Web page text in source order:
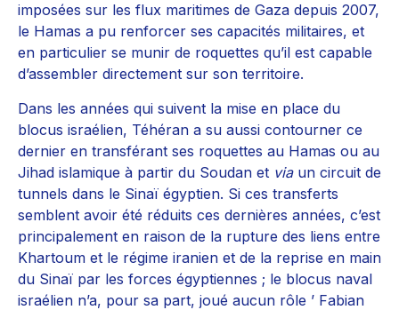
imposées sur les flux maritimes de Gaza depuis 2007,
le Hamas a pu renforcer ses capacités militaires, et
en particulier se munir de roquettes qu’il est capable
d’assembler directement sur son territoire.
Dans les années qui suivent la mise en place du
blocus israélien, Téhéran a su aussi contourner ce
dernier en transférant ses roquettes au Hamas ou au
Jihad islamique à partir du Soudan et viaun circuit de
tunnels dans le Sinaï égyptien. Si ces transferts
semblent avoir été réduits ces dernières années, c’est
principalement en raison de la rupture des liens entre
Khartoum et le régime iranien et de la reprise en main
du Sinaï par les forces égyptiennes ; le blocus naval
israélien n’a, pour sa part, joué aucun rôle ’ Fabian